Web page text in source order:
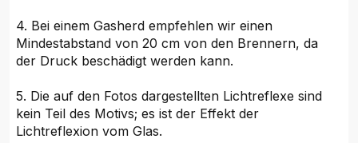
4. Bei einem Gasherd empfehlen wir einen
Mindestabstand von 20 cm von den Brennern, da
der Druck beschädigt werden kann.
5. Die auf den Fotos dargestellten Lichtreflexe sind
kein Teil des Motivs; es ist der Effekt der
Lichtreflexion vom Glas.